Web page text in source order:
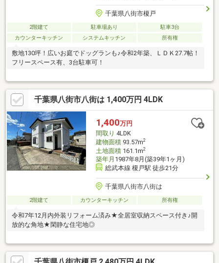
千葉県八街市榎戸
2階建て 駐車場あり
駐車3台
カウンターキッチン
システムキッチン 所有権
敷地130坪！広いお庭でドッグランも♪令和2年築、ＬＤＫ27.7帖！
フリースペース有、3台駐車可！
千葉県八街市八街は 1,400万円 4LDK
1,400万円
間取り 4LDK
建物面積93.57m2
土地面積161.1m2
築年月 1987年8月(築39年1ヶ月)
総武本線 榎戸駅 徒歩21分
千葉県八街市八街は
2階建て カウンターキッチン 所有権
令和7年12月内外装リフォーム済み★全居室収納スペース付き♪開
放的な角地★閑静な住宅地◎